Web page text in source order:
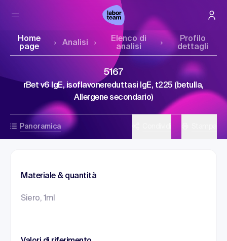
Home
page
Analisi
Elenco di
analisi
Profilo
dettagli
Panoramica
5167
rBet v6 IgE, isoflavonereduttasi IgE, t225 (betulla,
Allergene secondario)
Materiale & quantità
Siero, 1ml